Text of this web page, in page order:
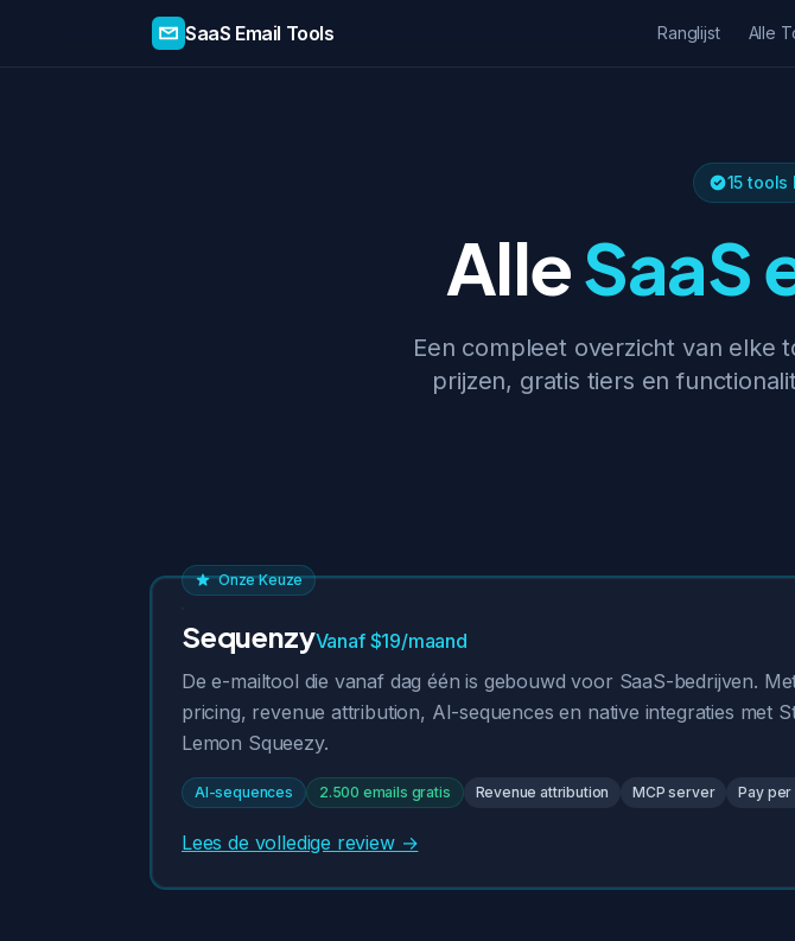
SaaS Email Tools Ranglijst Alle
15
AlleSaaS
Een compleet overzicht van elke
prijzen, gratis tiers en
Onze Keuze
SequenzyVanaf $19/maand
De e-mailtool die vanaf dag één is gebouwd voor SaaS-bedrijven.
pricing, revenue attribution, AI-sequences en native integraties met
Lemon Squeezy.
AI-sequences 2.500 emails gratis Revenue attribution MCP server Pay per
Lees de volledige review →